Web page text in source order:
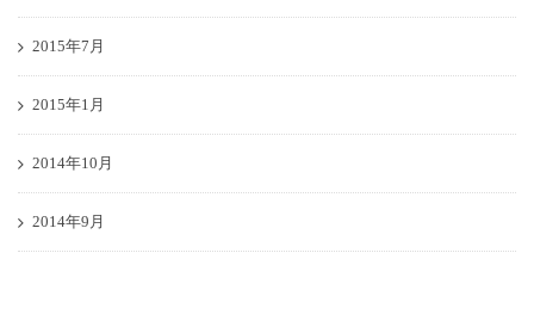
2015年7月
2015年1月
2014年10月
2014年9月